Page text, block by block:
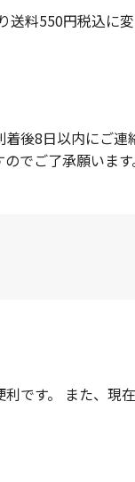
料550円税込に変
後8日以内にご連
でご了承願います
です。 また、現